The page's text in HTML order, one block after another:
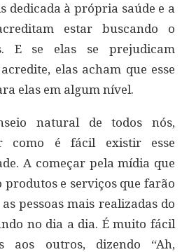
dedicada à própria saúde e a
estar buscando o
E se elas se prejudicam
elas acham que esse
elas em algum nível.
natural de todos nós,
como é fácil existir esse
A começar pela mídia que
produtos e serviços que farão
pessoas mais realizadas do
no dia a dia. É muito fácil
aos outros, dizendo “Ah,